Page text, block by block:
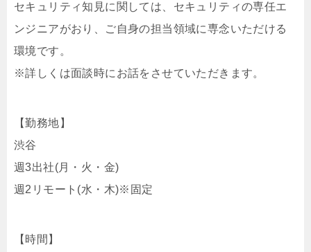
セキュリティ知見に関しては、セキュリティの専任エ
ンジニアがおり、ご自身の担当領域に専念いただける
環境です。
※詳しくは面談時にお話をさせていただきます。
【勤務地】
渋谷
週3出社(月・火・金)
週2リモート(水・木)※固定
【時間】